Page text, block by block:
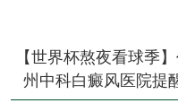
【世界杯熬夜看球季
州中科白癜风医院提